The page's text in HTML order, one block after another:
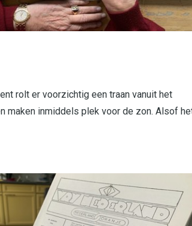
rolt er voorzichtig een traan vanuit het
maken inmiddels plek voor de zon. Alsof